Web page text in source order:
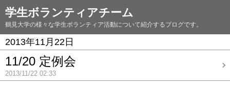
学生ボランティアチーム
鶴見大学の様々な学生ボランティア活動について紹介するブログです。
2013年11月22日
11/20 定例会
2013/11/22 02:33